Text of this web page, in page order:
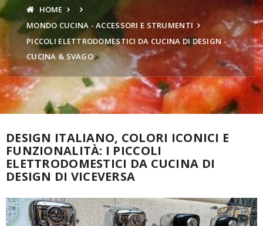
HOME
MONDO CUCINA - ACCESSORI E STRUMENTI
PICCOLI ELETTRODOMESTICI DA CUCINA DI DESIGN -
CUCINA & SVAGO
DESIGN ITALIANO, COLORI ICONICI E
FUNZIONALITÀ: I PICCOLI
ELETTRODOMESTICI DA CUCINA DI
DESIGN DI VICEVERSA